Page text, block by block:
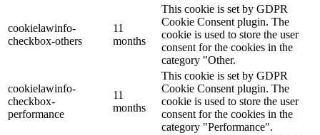
cookielawinfo-
checkbox-others
11
months
This cookie is set by GDPR
Cookie Consent plugin. The
cookie is used to store the user
consent for the cookies in the
category "Other.
cookielawinfo-
checkbox-
performance
11
months
This cookie is set by GDPR
Cookie Consent plugin. The
cookie is used to store the user
consent for the cookies in the
category "Performance".